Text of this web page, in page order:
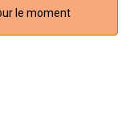
le moment